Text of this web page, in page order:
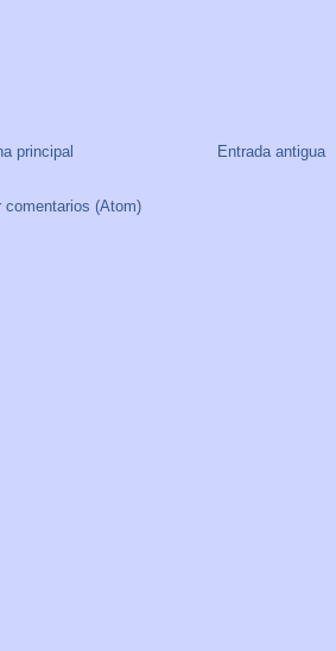
Entrada antigua
principal
comentarios (Atom)